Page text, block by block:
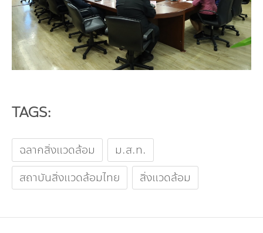
TAGS:
ฉลากสิ่งแวดล้อม
ม.ส.ท.
สถาบันสิ่งแวดล้อมไทย
สิ่งแวดล้อม